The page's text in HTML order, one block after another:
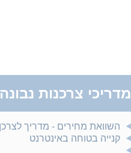
מדריכי צרכנות נבונה
השוואת מחירים - מדריך לצרכן
קנייה בטוחה באינטרנט